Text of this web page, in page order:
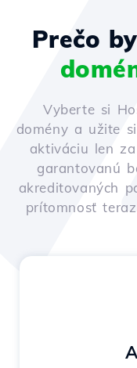
Prečo
Vyberte si
domény a užite
aktiváciu len
garantovanú
akreditovaných
prítomnosť